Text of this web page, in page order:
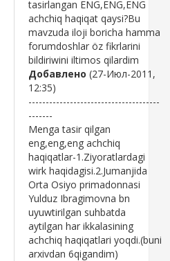
tasirlangan ENG,ENG,ENG
achchiq haqiqat qaysi?Bu
mavzuda iloji boricha hamma
forumdoshlar öz fikrlarini
bildiriwini iltimos qilardim
Добавлено (27-Июл-2011,
12:35)
--------------------------------------
-------
Menga tasir qilgan
eng,eng,eng achchiq
haqiqatlar-1.Ziyoratlardagi
wirk haqidagisi.2.Jumanjida
Orta Osiyo primadonnasi
Yulduz Ibragimovna bn
uyuwtirilgan suhbatda
aytilgan har ikkalasining
achchiq haqiqatlari yoqdi.(buni
arxivdan 6qigandim)